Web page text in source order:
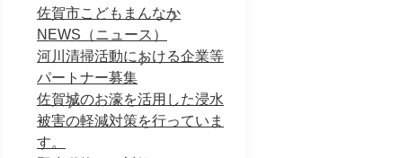
佐賀市こどもまんなか
NEWS（ニュース）
河川清掃活動における企業等
パートナー募集
佐賀城のお濠を活用した浸水
被害の軽減対策を行っていま
す。